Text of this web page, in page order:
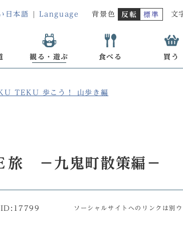
日本語 Language 背景色 反転 標準 文
観る・遊ぶ 食べる 買う
TEKU 歩こう！ 山歩き編
旅 －九鬼町散策編－
ID:17799 ソーシャルサイトへのリンクは別